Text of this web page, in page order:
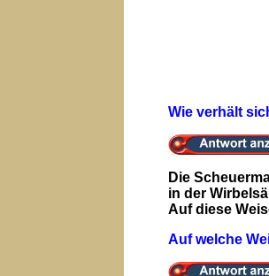
Wie verhält
Die
in der
Auf diese
Auf welche